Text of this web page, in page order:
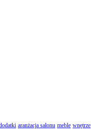
aranżacja salonu meble wnętrze